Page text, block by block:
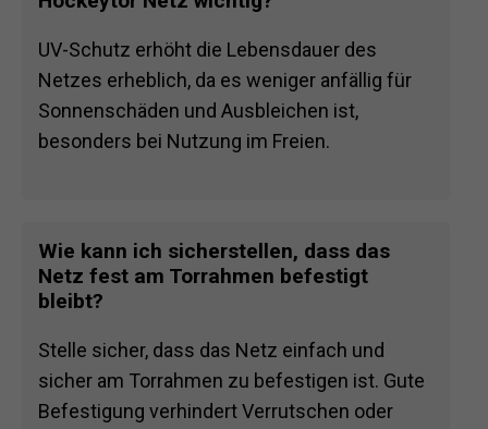
UV-Schutz erhöht die Lebensdauer des
Netzes erheblich, da es weniger anfällig für
Sonnenschäden und Ausbleichen ist,
besonders bei Nutzung im Freien.
Wie kann ich sicherstellen, dass das
Netz fest am Torrahmen befestigt
bleibt?
Stelle sicher, dass das Netz einfach und
sicher am Torrahmen zu befestigen ist. Gute
Befestigung verhindert Verrutschen oder